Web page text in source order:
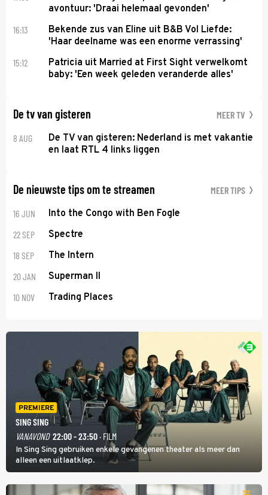
avontuur: 'Draai helemaal gevonden'
16:13
Bekende zus van Eline uit B&B Vol Liefde:
'Haar deelname was een enorme verrassing'
15:12
Patricia uit Married at First Sight verwelkomt
baby: 'Een week geleden veranderde alles'
De tv van gisteren MEER TV
8 AUG
De TV van gisteren: Nederland is met vakantie
en laat RTL 4 links liggen
De nieuwste tips om te streamen MEER TIPS
16 JUN Into the Congo with Ben Fogle
22 SEP Spectre
18 SEP The Intern
20 JAN Superman II
10 NOV Trading Places
PREMIERE
SING SING
VANAVOND 22:00 - 23:50· FILM
In Sing Sing gebruiken enkele gevangenen theater als meer dan
alleen een uitlaatklep.